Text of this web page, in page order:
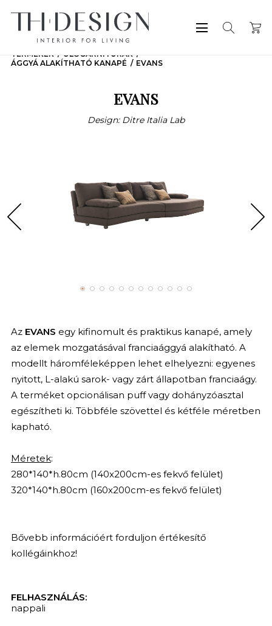
TERMÉKEK
ÜLŐGARNITÚRÁK
ÁGGYÁ ALAKÍTHATÓ KANAPÉ
EVANS
EVANS
Design: Ditre Italia Lab
Az EVANS egy kifinomult és praktikus kanapé, amely
az elemek mozgatásával franciaággyá alakítható. A
modellt háromféleképpen lehet elhelyezni: egyenes
nyitott, L-alakú sarok- vagy zárt állapotban franciaágy.
A terméket opcionálisan puff vagy dohányzóasztal
egészítheti ki. Többféle szövettel és kétféle méretben
kapható.
Méretek:
280*140*h.80cm (140x200cm-es fekvő felület)
320*140*h.80cm (160x200cm-es fekvő felület)
Bővebb információért forduljon értékesítő
kollégáinkhoz!
FELHASZNÁLÁS:
nappali